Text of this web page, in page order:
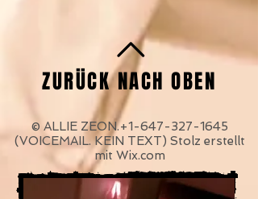
ZURÜCK NACH OBEN
© ALLIE ZEON.+1-647-327-1645
(VOICEMAIL. KEIN TEXT) Stolz erstellt
mit Wix.com